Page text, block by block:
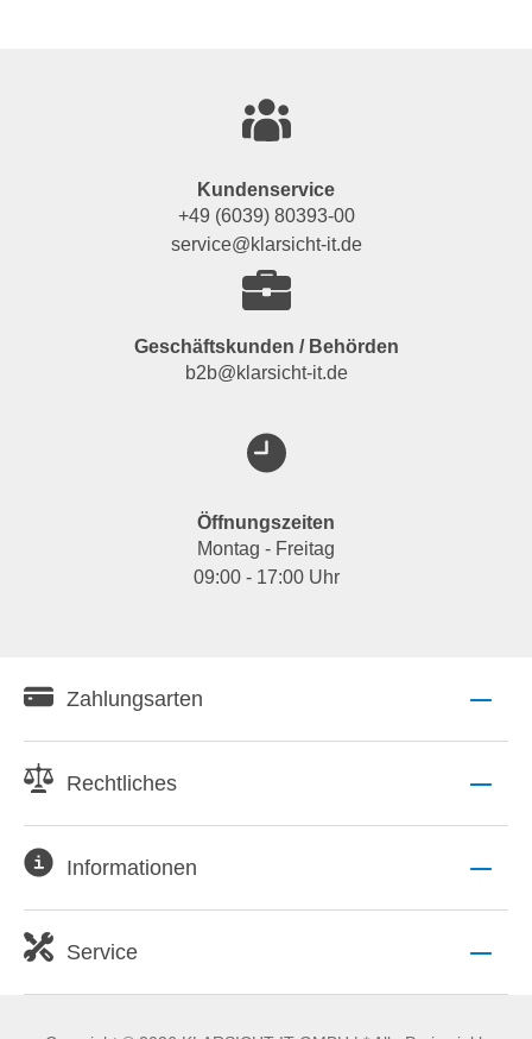
Kundenservice
+49 (6039) 80393-00
service@klarsicht-it.de
Geschäftskunden / Behörden
b2b@klarsicht-it.de
Öffnungszeiten
Montag - Freitag
09:00 - 17:00 Uhr
Zahlungsarten
Rechtliches
Informationen
Service